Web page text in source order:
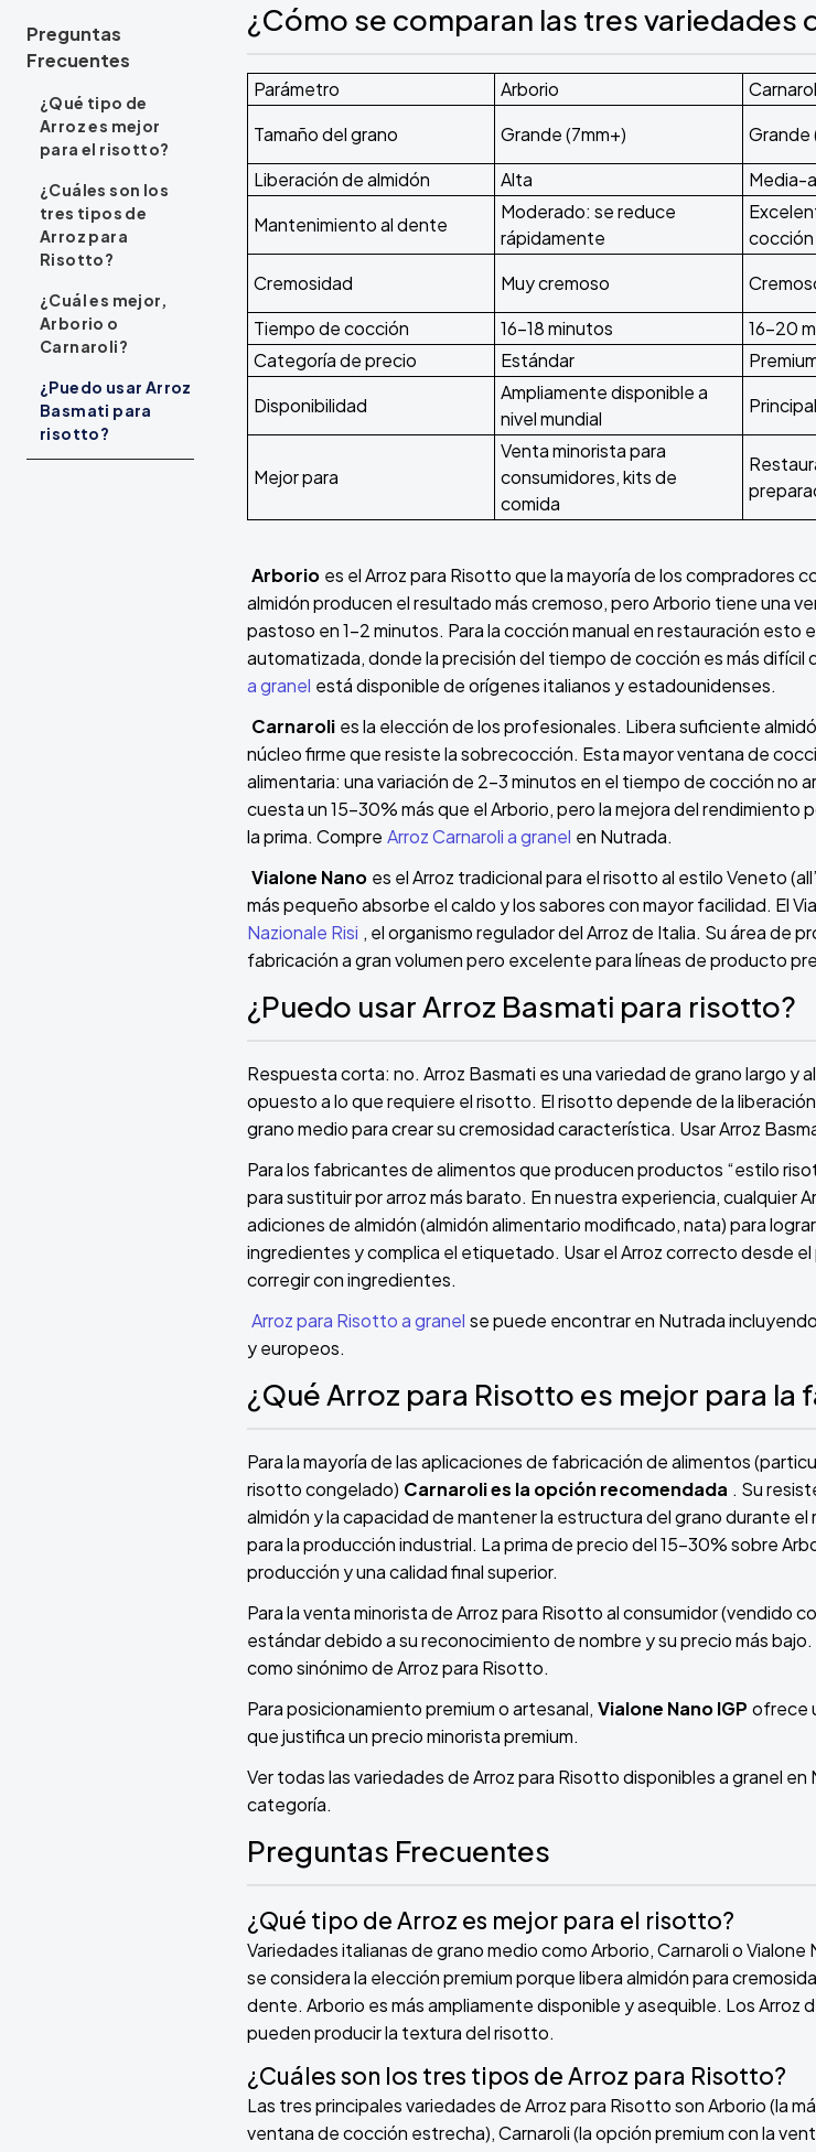
Preguntas
Frecuentes
¿Qué tipo de
Arroz es mejor
para el risotto?
¿Cuáles son los
tres tipos de
Arroz para
Risotto?
¿Cuál es mejor,
Arborio o
Carnaroli?
¿Puedo usar Arroz
Basmati para
risotto?
¿Cómo se comparan las tres variedades
Parámetro Arborio
Tamaño del grano
Grande (7mm+) Grande
Liberación de almidón
Alta Media-
Mantenimiento al dente
Moderado: se reduce
rápidamente
cocción
Cremosidad Muy cremoso
Tiempo de cocción
16-18 minutos 16-20
Categoría de precio
Estándar
Disponibilidad
Ampliamente disponible a
nivel mundial
Mejor para
Venta minorista para
consumidores, kits de
comida
Arborio es el Arroz para Risotto que la mayoría de los compradores
almidón producen el resultado más cremoso, pero Arborio tiene una
pastoso en 1-2 minutos. Para la cocción manual en restauración esto
automatizada, donde la precisión del tiempo de cocción es más difícil
a granel está disponible de orígenes italianos y estadounidenses.
Carnaroli es la elección de los profesionales. Libera suficiente
núcleo firme que resiste la sobrecocción. Esta mayor ventana de
alimentaria: una variación de 2-3 minutos en el tiempo de cocción no
cuesta un 15-30% más que el Arborio, pero la mejora del
la prima. Compre Arroz Carnaroli a granel en Nutrada.
Vialone Nano es el Arroz tradicional para el risotto al estilo Veneto
más pequeño absorbe el caldo y los sabores con mayor facilidad. El
Nazionale Risi , el organismo regulador del Arroz de Italia. Su área de
fabricación a gran volumen pero excelente para líneas de producto
¿Puedo usar Arroz Basmati para risotto?
Respuesta corta: no. Arroz Basmati es una variedad de grano largo y
opuesto a lo que requiere el risotto. El risotto depende de la
grano medio para crear su cremosidad característica. Usar Arroz
Para los fabricantes de alimentos que producen productos “estilo
para sustituir por arroz más barato. En nuestra experiencia, cualquier
adiciones de almidón (almidón alimentario modificado, nata) para
ingredientes y complica el etiquetado. Usar el Arroz correcto desde
corregir con ingredientes.
Arroz para Risotto a granel se puede encontrar en Nutrada
y europeos.
¿Qué Arroz para Risotto es mejor para
Para la mayoría de las aplicaciones de fabricación de alimentos
risotto congelado) Carnaroli es la opción recomendada . Su
almidón y la capacidad de mantener la estructura del grano durante
para la producción industrial. La prima de precio del 15-30% sobre
producción y una calidad final superior.
Para la venta minorista de Arroz para Risotto al consumidor (vendido
estándar debido a su reconocimiento de nombre y su precio más
como sinónimo de Arroz para Risotto.
Para posicionamiento premium o artesanal, Vialone Nano IGP ofrece
que justifica un precio minorista premium.
Ver todas las variedades de Arroz para Risotto disponibles a granel en
categoría.
Preguntas Frecuentes
¿Qué tipo de Arroz es mejor para el risotto?
Variedades italianas de grano medio como Arborio, Carnaroli o
se considera la elección premium porque libera almidón para
dente. Arborio es más ampliamente disponible y asequible. Los Arroz
pueden producir la textura del risotto.
¿Cuáles son los tres tipos de Arroz para Risotto?
Las tres principales variedades de Arroz para Risotto son Arborio (la
ventana de cocción estrecha), Carnaroli (la opción premium con la